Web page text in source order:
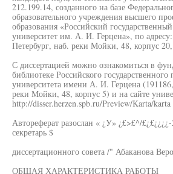
212.199.14, созданного на базе
образовательного учреждения высшего
образования «Российский
университет им. А. И. Герцена», по
Петербург, наб. реки Мойки, 48, корпус 20,
С диссертацией можно ознакомиться в
библиотеке Российского государственного
университета имени А. И. Герцена
реки Мойки, 48, корпус 5) и на сайте
http://disser.herzen.spb.ru/Preview/Karta/
Автореферат разослан « ¿У» ¿£>£^/
секретарь $
диссертационного совета /" Абаканова
ОБЩАЯ ХАРАКТЕРИСТИКА РАБОТЫ